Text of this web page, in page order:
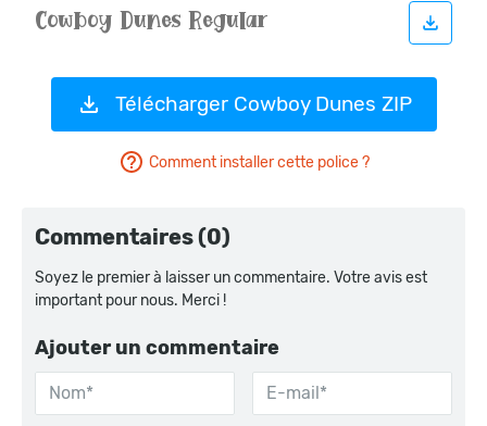
Télécharger Cowboy Dunes ZIP
Comment installer cette police ?
Commentaires (0)
Soyez le premier à laisser un commentaire. Votre avis est
important pour nous. Merci !
Ajouter un commentaire